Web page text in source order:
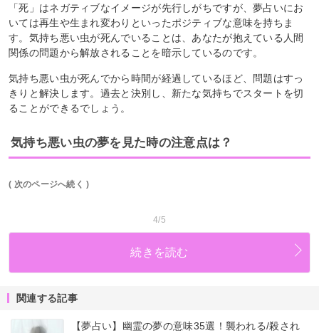
「死」はネガティブなイメージが先行しがちですが、夢占いにお
いては再生や生まれ変わりといったポジティブな意味を持ちま
す。気持ち悪い虫が死んでいることは、あなたが抱えている人間
関係の問題から解放されることを暗示しているのです。
気持ち悪い虫が死んでから時間が経過しているほど、問題はすっ
きりと解決します。過去と決別し、新たな気持ちでスタートを切
ることができるでしょう。
気持ち悪い虫の夢を見た時の注意点は？
( 次のページへ続く )
4/5
続きを読む
関連する記事
【夢占い】幽霊の夢の意味35選！襲われる/殺され